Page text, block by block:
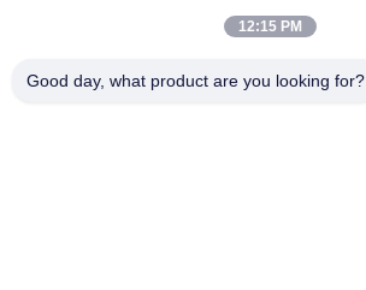
κάλυψη 3 ωρών και επιτοίχια τοποθέτηση
12:15 PM
Good day, what product are you looking for?